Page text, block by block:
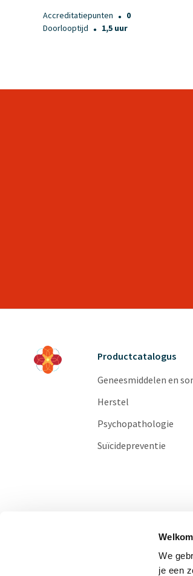
We
je een
Accreditatiepunten ●
0
Doorlooptijd
● 1,5 uur
Productcatalogus
Geneesmiddelen en
Herstel
Psychopathologie
Suïcidepreventie